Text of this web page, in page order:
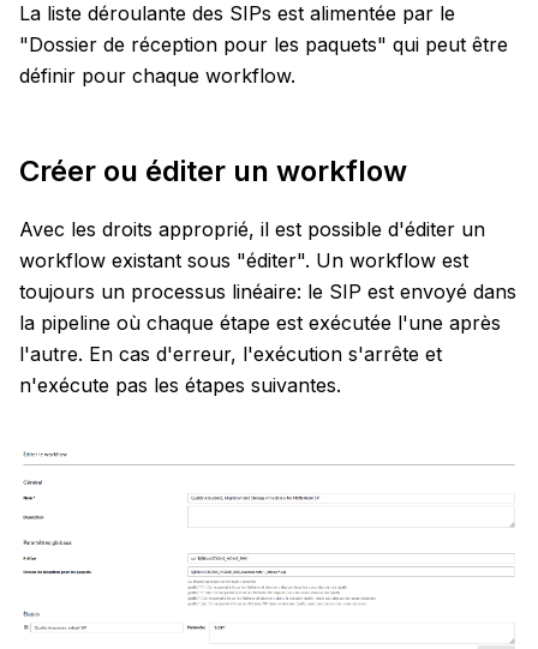
La liste déroulante des SIPs est alimentée par le
"Dossier de réception pour les paquets" qui peut être
définir pour chaque workflow.
Créer ou éditer un workflow
Avec les droits approprié, il est possible d'éditer un
workflow existant sous "éditer". Un workflow est
toujours un processus linéaire: le SIP est envoyé dans
la pipeline où chaque étape est exécutée l'une après
l'autre. En cas d'erreur, l'exécution s'arrête et
n'exécute pas les étapes suivantes.